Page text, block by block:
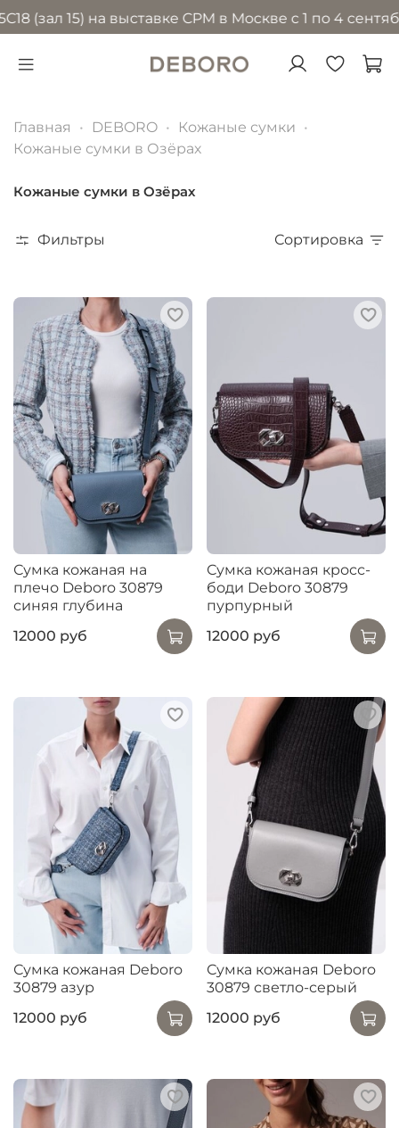
15) на выставке CPM в Москве с 1 по 4 сентября
Главная DEBORO
Кожаные сумки
Кожаные сумки в Озёрах
Кожаные сумки в Озёрах
Фильтры Сортировка
Сумка кожаная на
плечо Deboro 30879
синяя глубина
12000 руб
Сумка кожаная кросс-
боди Deboro 30879
пурпурный
12000 руб
Сумка кожаная Deboro
30879 азур
12000 руб
Сумка кожаная Deboro
30879 светло-серый
12000 руб